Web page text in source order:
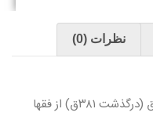
نظرات (0)
الخِصال کتابی عربی نوشته شیخ صدوق (درگذشت ۳۸۱ق) از فقها